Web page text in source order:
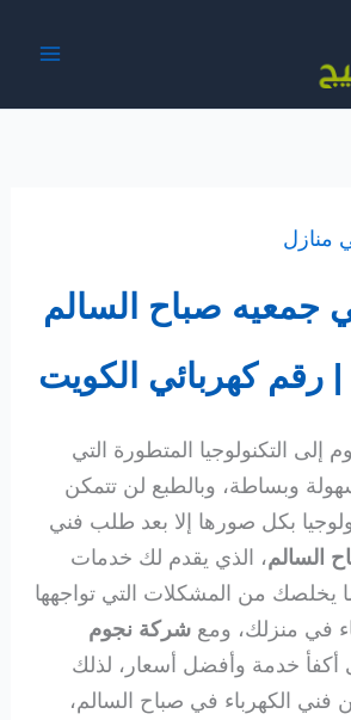
منازل
جمعيه صباح السالم
إلى التكنولوجيا المتطورة التي
وبساطة، وبالطبع لن تتمكن
بكل صورها إلا بعد طلب فني
السالم، الذي يقدم لك خدمات
يخلصك من المشكلات التي تواجهها
في منزلك، ومعشركة نجوم
خدمة وأفضل أسعار، لذلك
فني الكهرباء في صباح السالم،